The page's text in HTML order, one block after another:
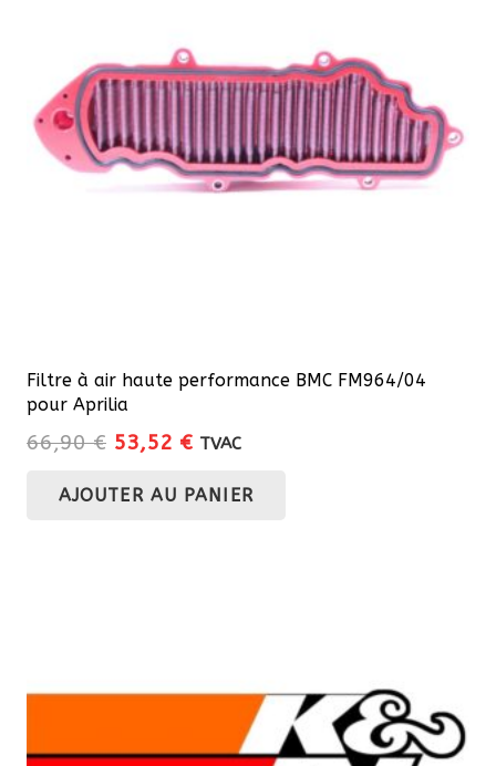
Filtre à air haute performance BMC FM964/04
pour Aprilia
66,90€ Le
initial
53,52 €Le
actuel
TVAC
AJOUTER AU PANIER